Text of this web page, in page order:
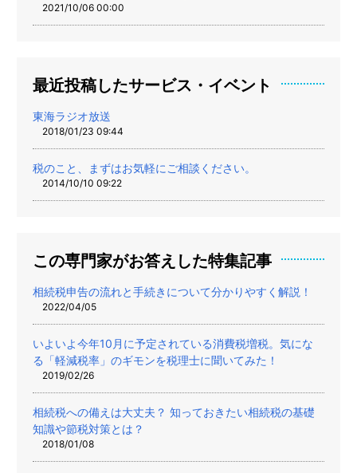
2021/10/06 00:00
最近投稿したサービス・イベント
東海ラジオ放送
2018/01/23 09:44
税のこと、まずはお気軽にご相談ください。
2014/10/10 09:22
この専門家がお答えした特集記事
相続税申告の流れと手続きについて分かりやすく解説！
2022/04/05
いよいよ今年10月に予定されている消費税増税。気にな
る「軽減税率」のギモンを税理士に聞いてみた！
2019/02/26
相続税への備えは大丈夫？ 知っておきたい相続税の基礎
知識や節税対策とは？
2018/01/08